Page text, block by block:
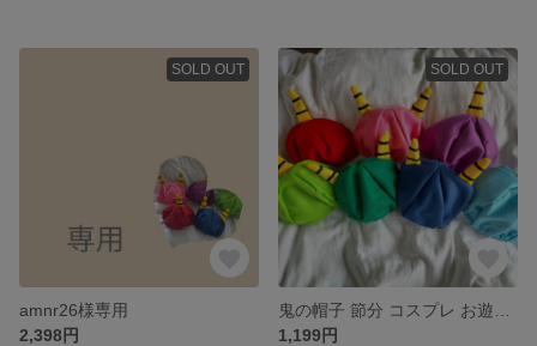
SOLD OUT
amnr26様専用
2,398円
SOLD OUT
1,199円